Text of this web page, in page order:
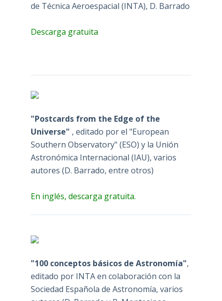
de Técnica Aeroespacial (INTA), D. Barrado
Descarga gratuita
"Postcards from the Edge of the
Universe" , editado por el "European
Southern Observatory" (ESO) y la Unión
Astronómica Internacional (IAU), varios
autores (D. Barrado, entre otros)
En inglés, descarga gratuita.
"100 conceptos básicos de Astronomía",
editado por INTA en colaboración con la
Sociedad Española de Astronomía, varios